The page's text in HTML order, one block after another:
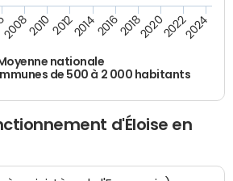
Moyenne nationale
de 500 à 2 000 habitants
200820102012201420162018202020222024
d'Éloise en